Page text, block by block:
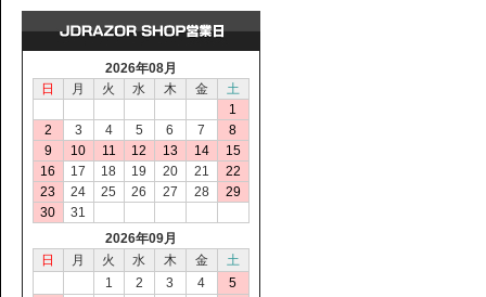
2026年08月
日
月 火 水 木 金
土
1
2
3 4 5 6 7
8
9
10 11 12 13 14
15
16
17 18 19 20 21
22
23
24 25 26 27 28
29
30
31
2026年09月
日
月 火 水 木 金
土
1
2 3 4
5